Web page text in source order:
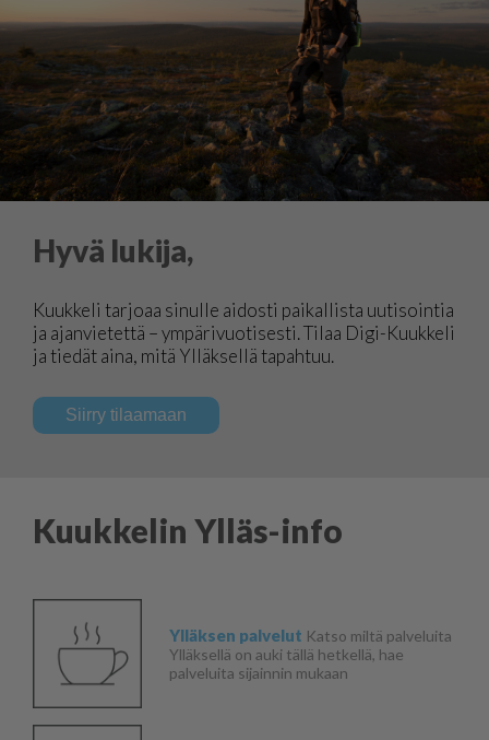
Hyvä lukija,
Kuukkeli tarjoaa sinulle aidosti paikallista uutisointia
ja ajanvietettä – ympärivuotisesti. Tilaa Digi-Kuukkeli
ja tiedät aina, mitä Ylläksellä tapahtuu.
Siirry tilaamaan
Kuukkelin Ylläs-info
Ylläksen palvelut Katso miltä palveluita
Ylläksellä on auki tällä hetkellä, hae
palveluita sijainnin mukaan